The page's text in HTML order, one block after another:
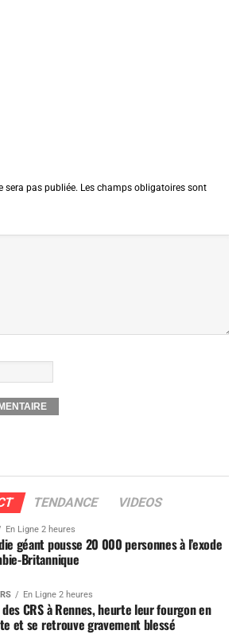
sera pas publiée. Les champs obligatoires sont
TENDANCE VIDEOS
En Ligne 2 heures
géant pousse 20 000 personnes à l’exode
Britannique
En Ligne 2 heures
CRS à Rennes, heurte leur fourgon en
et se retrouve gravement blessé